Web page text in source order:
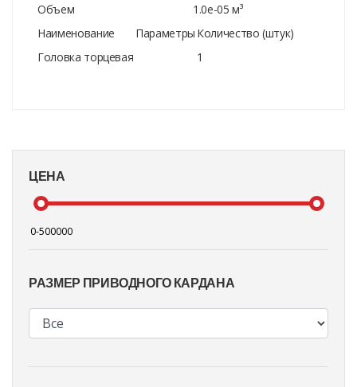
ЦЕНА
РАЗМЕР ПРИВОДНОГО КАРДАНА
Объем
1.0e-05 м³
Наименование
Параметры Количество (штук)
Головка торцевая
1